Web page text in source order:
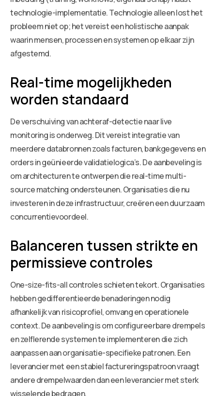
technologie-implementatie. Technologie alleen lost het
probleem niet op; het vereist een holistische aanpak
waarin mensen, processen en systemen op elkaar zijn
afgestemd.
Real-time mogelijkheden
worden standaard
De verschuiving van achteraf-detectie naar live
monitoring is onderweg. Dit vereist integratie van
meerdere databronnen zoals facturen, bankgegevens en
orders in geünieerde validatielogica’s. De aanbeveling is
om architecturen te ontwerpen die real-time multi-
source matching ondersteunen. Organisaties die nu
investeren in deze infrastructuur, creëren een duurzaam
concurrentievoordeel.
Balanceren tussen strikte en
permissieve controles
One-size-fits-all controles schieten tekort. Organisaties
hebben gedifferentieerde benaderingen nodig
afhankelijk van risicoprofiel, omvang en operationele
context. De aanbeveling is om configureerbare drempels
en zelflerende systemen te implementeren die zich
aanpassen aan organisatie-specifieke patronen. Een
leverancier met een stabiel factureringspatroon vraagt
andere drempelwaarden dan een leverancier met sterk
wisselende bedragen.